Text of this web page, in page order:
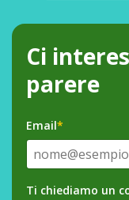
Ci
parere
Email*
Ti chiediamo un